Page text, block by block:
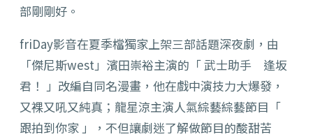
部剛剛好。
friDay影音在夏季檔獨家上架三部話題深夜劇，由
「傑尼斯west」濱田崇裕主演的「 武士助手 逢坂
君！ 」改編自同名漫畫，他在戲中演技力大爆發，
又裸又吼又純真；龍星涼主演人氣綜藝綜藝節目「
跟拍到你家 」，不但讓劇迷了解做節目的酸甜苦